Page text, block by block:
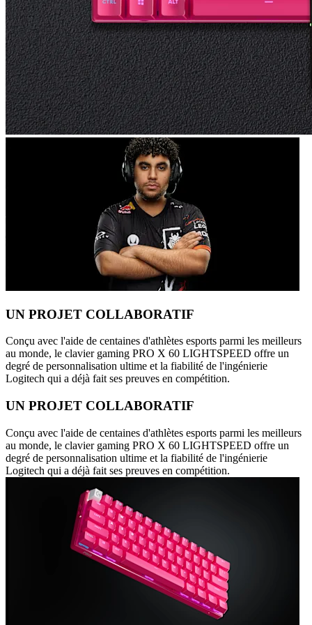
UN PROJET COLLABORATIF
Conçu avec l'aide de centaines d'athlètes esports parmi les meilleurs
au monde, le clavier gaming PRO X 60 LIGHTSPEED offre un
degré de personnalisation ultime et la fiabilité de l'ingénierie
Logitech qui a déjà fait ses preuves en compétition.
UN PROJET COLLABORATIF
Conçu avec l'aide de centaines d'athlètes esports parmi les meilleurs
au monde, le clavier gaming PRO X 60 LIGHTSPEED offre un
degré de personnalisation ultime et la fiabilité de l'ingénierie
Logitech qui a déjà fait ses preuves en compétition.